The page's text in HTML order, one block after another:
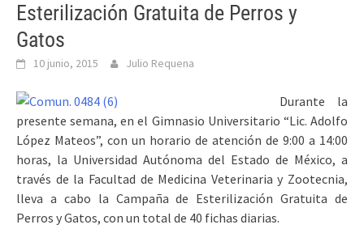
Esterilización Gratuita de Perros y
Gatos
10 junio, 2015 Julio Requena
Durante la
presente semana, en el Gimnasio Universitario “Lic. Adolfo
López Mateos”, con un horario de atención de 9:00 a 14:00
horas, la Universidad Autónoma del Estado de México, a
través de la Facultad de Medicina Veterinaria y Zootecnia,
lleva a cabo la Campaña de Esterilización Gratuita de
Perros y Gatos, con un total de 40 fichas diarias.